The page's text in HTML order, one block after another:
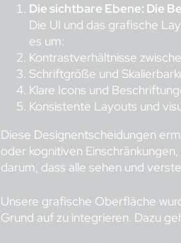
Die sichtbare Ebene: Die
Die UI und das grafische
es um:
Kontrastverhältnisse
Schriftgröße und
Klare Icons und
Konsistente Layouts und
Diese Designentscheidungen
oder kognitiven
darum, dass alle sehen und
Unsere grafische Oberfläche
Grund auf zu integrieren. Dazu